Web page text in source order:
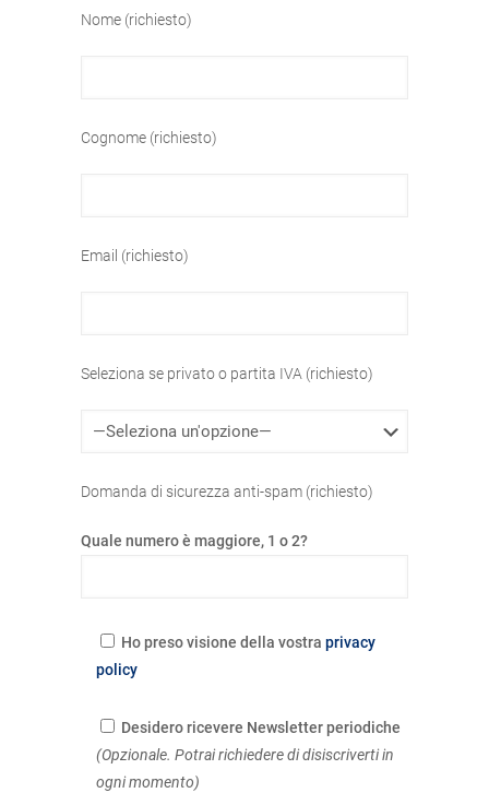
Nome (richiesto)
Cognome (richiesto)
Email (richiesto)
Seleziona se privato o partita IVA (richiesto)
Domanda di sicurezza anti-spam (richiesto)
Quale numero è maggiore, 1 o 2?
Ho preso visione della vostra privacy
policy
Desidero ricevere Newsletter periodiche
(Opzionale. Potrai richiedere di disiscriverti in
ogni momento)